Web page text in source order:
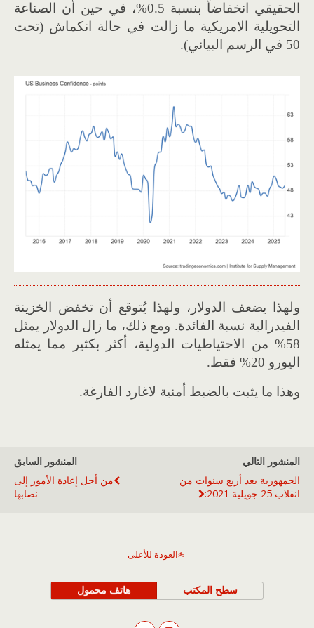
الحقيقي انخفاضاً بنسبة 0.5%، في حين أن الصناعة
التحويلية الامريكية ما زالت في حالة انكماش (تحت
50 في الرسم البياني).
ولهذا يضعف الدولار، ولهذا يُتوقع أن تخفض الخزينة
الفيدرالية نسبة الفائدة. ومع ذلك، ما زال الدولار يمثل
58% من الاحتياطيات الدولية، أكثر بكثير مما يمثله
اليورو 20% فقط.
وهذا ما يثبت بالضبط أمنية لاغارد الفارغة.
المنشور السابق
من أجل إعادة الأمور إلى
نصابها
المنشور التالي
الجمهورية بعد أربع سنوات من
انقلاب 25 جويلية 2021:
العودة للأعلى
هاتف محمول سطح المكتب